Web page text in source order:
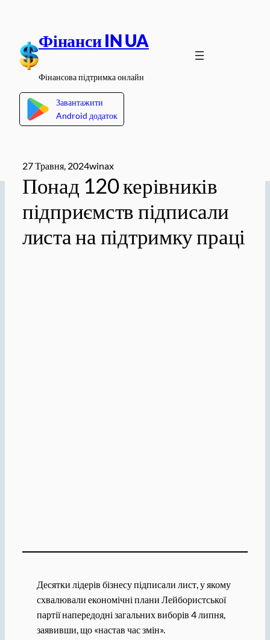
вмісту
Фінанси IN UA
Фінансова підтримка онлайн
Завантажити
Android додаток
27 Травня, 2024winax
Понад 120 керівників
підприємств підписали
листа на підтримку праці
Десятки лідерів бізнесу підписали лист, у якому
схвалювали економічні плани Лейбористської
партії напередодні загальних виборів 4 липня,
заявивши, що «настав час змін».